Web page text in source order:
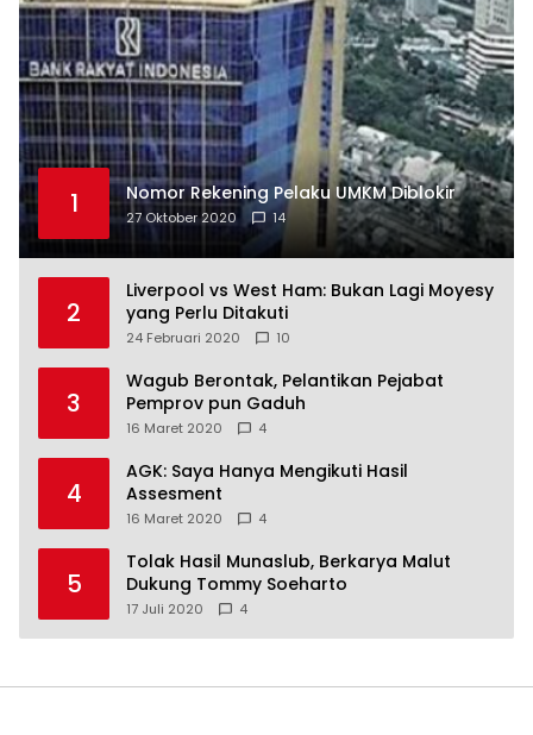
1 Nomor Rekening Pelaku UMKM Diblokir
27 Oktober 2020 14
2
Liverpool vs West Ham: Bukan Lagi Moyesy
yang Perlu Ditakuti
24 Februari 2020 10
3
Wagub Berontak, Pelantikan Pejabat
Pemprov pun Gaduh
16 Maret 2020 4
4
AGK: Saya Hanya Mengikuti Hasil
Assesment
16 Maret 2020 4
5
Tolak Hasil Munaslub, Berkarya Malut
Dukung Tommy Soeharto
17 Juli 2020 4